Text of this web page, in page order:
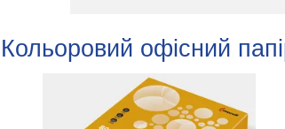
Кольоровий офісний